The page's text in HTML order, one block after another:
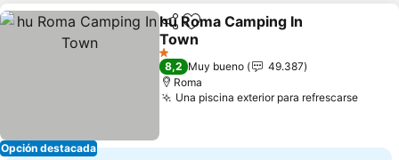
Opción destacada
CompartirAgregar a favoritos
hu Roma Camping In
Town
Ver precios
1 Estrellas
8,2 Muy bueno
49.387
Roma
Una piscina exterior para refrescarseVer